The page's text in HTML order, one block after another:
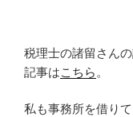
税理士の諸留さん
記事はこちら 。
私も事務所を借りて